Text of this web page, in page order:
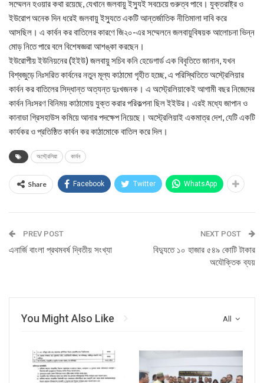
সম্মেলন হওয়ার কথা রয়েছে, যেখানে জলবায়ু ইস্যুই সবচেয়ে গুরুত্ব পাবে। যুক্তরাষ্ট্র ও
ইউরোপ অনেক দিন ধরেই জলবায়ু ইস্যুতে একটি আন্তর্জাতিক নীতিমালা দাবি করে
আসছিল। এ কার্বন কর বাতিলের কারণে জি২০-এর সম্মেলনে জলবায়ুবিষয়ক আলোচনা ভিন্ন
মোড় নিতে পারে বলে বিশেষজ্ঞরা আশঙ্কা করছেন।
ইউরোপীয় ইউনিয়নের (ইইউ) জলবায়ু সচিব কনি হেডেগার্ড এক বিবৃতিতে জানান, যখন
বিশ্বজুড়ে নিঃসরিত কার্বনের নতুন মূল্য কাঠামো গৃহীত হচ্ছে, এ পরিস্থিতিতে অস্ট্রেলিয়ার
কার্বন কর বাতিলের সিদ্ধান্ত অত্যন্ত দুঃখজনক। এ অস্ট্রেলিয়াকেই আগামী বছর নিজেদের
কার্বন নিঃসরণ বিনিময় কাঠামোয় যুক্ত করার পরিকল্পনা ছিল ইইউর। এরই মধ্যে জাপান ও
কানাডা গ্রিসহাউস কমিয়ে আনার পদক্ষেপ নিয়েছে। অস্ট্রেলিয়াই একমাত্র দেশ, যেটি একটি
কার্যকর ও প্রতিষ্ঠিত কার্বন কর কাঠামোকে বাতিল করে দিল।
অস্ট্রেলিয়া কার্বন
Share Facebook Twitter WhatsApp
PREV POST
এনার্জি বাংলা প্রথমবর্ষ দ্বিতীয় সংখ্যা
NEXT POST
বিদ্যুতে ১০ হাজার ৫৪৯ কোটি টাকার
অযৌক্তিক ব্যয়
All
You Might Also Like